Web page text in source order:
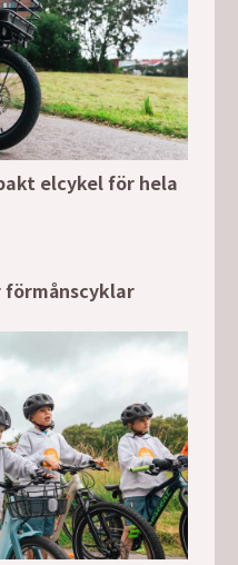
elcykel för hela